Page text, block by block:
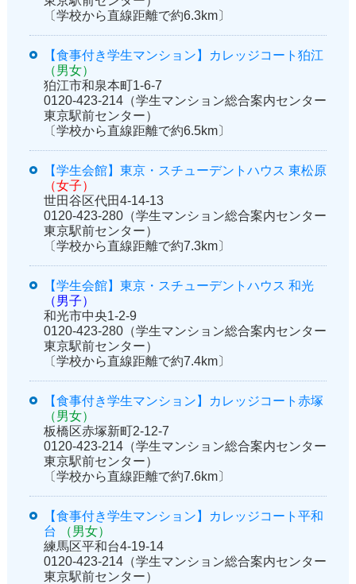
〔学校から直線距離で約6.3km〕
【食事付き学生マンション】カレッジコート狛江
（男女）
狛江市和泉本町1-6-7
0120-423-214（学生マンション総合案内センター
東京駅前センター）
〔学校から直線距離で約6.5km〕
【学生会館】東京・スチューデントハウス 東松原
（女子）
世田谷区代田4-14-13
0120-423-280（学生マンション総合案内センター
東京駅前センター）
〔学校から直線距離で約7.3km〕
【学生会館】東京・スチューデントハウス 和光
（男子）
和光市中央1-2-9
0120-423-280（学生マンション総合案内センター
東京駅前センター）
〔学校から直線距離で約7.4km〕
【食事付き学生マンション】カレッジコート赤塚
（男女）
板橋区赤塚新町2-12-7
0120-423-214（学生マンション総合案内センター
東京駅前センター）
〔学校から直線距離で約7.6km〕
【食事付き学生マンション】カレッジコート平和
台
（男女）
練馬区平和台4-19-14
0120-423-214（学生マンション総合案内センター
東京駅前センター）